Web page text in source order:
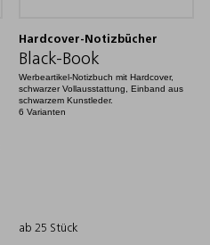
Hardcover-Notizbücher
Black-Book
Werbeartikel-Notizbuch mit Hardcover,
schwarzer Vollausstattung, Einband aus
schwarzem Kunstleder.
6 Varianten
ab 25 Stück